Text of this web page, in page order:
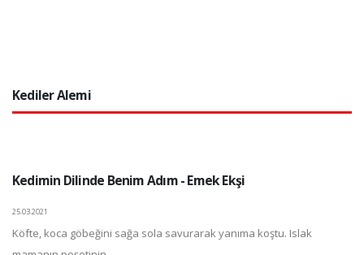
Kediler Alemi
Kedimin Dilinde Benim Adım - Emek Ekşi
25.03.2021
Köfte, koca göbeğini sağa sola savurarak yanıma koştu. Islak